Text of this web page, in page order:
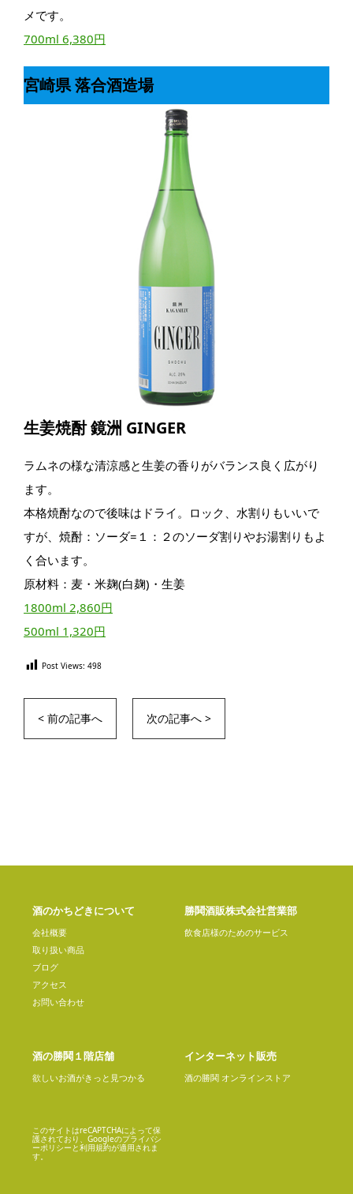
メです。
700ml 6,380円
宮崎県 落合酒造場
生姜焼酎 鏡洲 GINGER
ラムネの様な清涼感と生姜の香りがバランス良く広がり
ます。
本格焼酎なので後味はドライ。ロック、水割りもいいで
すが、焼酎：ソーダ=１：２のソーダ割りやお湯割りもよ
く合います。
原材料：麦・米麹(白麹)・生姜
1800ml 2,860円
500ml 1,320円
Post Views: 498
< 前の記事へ 次の記事へ >
酒のかちどきについて
会社概要
取り扱い商品
ブログ
アクセス
お問い合わせ
勝鬨酒販株式会社営業部
飲食店様のためのサービス
酒の勝鬨１階店舗
欲しいお酒がきっと見つかる
インターネット販売
酒の勝鬨 オンラインストア
このサイトはreCAPTCHAによって保
護されており、Googleのプライバシ
ーポリシーと利用規約が適用されま
す。